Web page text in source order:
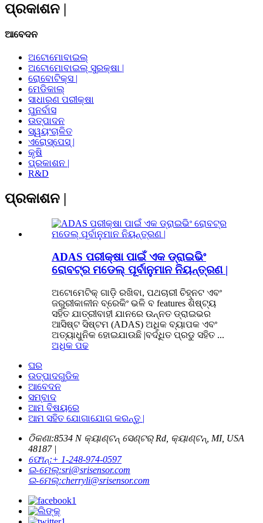
ପ୍ରକାଶନ |
ଆବେଦନ
ଅଟୋମୋବାଇଲ୍
ଅଟୋମୋବାଇଲ୍ ସୁରକ୍ଷା |
ରୋବୋଟିକ୍ସ |
ମେଡିକାଲ୍
ସାଧାରଣ ପରୀକ୍ଷା
ପୁନର୍ବାସ
ଉତ୍ପାଦନ
ସ୍ୱୟଂଚାଳିତ
ଏରୋସ୍ପେସ୍ |
କୃଷି
ପ୍ରକାଶନ |
R&D
ପ୍ରକାଶନ |
ADAS ପରୀକ୍ଷା ପାଇଁ ଏକ ଡ୍ରାଇଭିଂ
ରୋବଟ୍ର ମଡେଲ୍ ପୂର୍ବାନୁମାନ ନିୟନ୍ତ୍ରଣ |
ଅଟୋମେଟିକ୍ ଗାଡ଼ି ରଖିବା, ପଥଚାରୀ ଚିହ୍ନଟ ଏବଂ
ଜରୁରୀକାଳୀନ ବ୍ରେକିଂ ଭଳି ବ features ଶିଷ୍ଟ୍ୟ
ସହିତ ଯାତ୍ରୀବାହୀ ଯାନରେ ଉନ୍ନତ ଡ୍ରାଇଭର
ଆସିଷ୍ଟ ସିଷ୍ଟମ (ADAS) ଅଧିକ ବ୍ୟାପକ ଏବଂ
ଅତ୍ୟାଧୁନିକ ହୋଇଯାଉଛି |ବର୍ଦ୍ଧିତ ପ୍ରଡୁ ସହିତ ...
ଅଧିକ ପଢ
ଘର
ଉତ୍ପାଦଗୁଡିକ
ଆବେଦନ
ସମ୍ବାଦ
ଆମ ବିଷୟରେ
ଆମ ସହିତ ଯୋଗାଯୋଗ କରନ୍ତୁ |
ଠିକଣା:8534 N କ୍ୟାଣ୍ଟନ୍ ସେଣ୍ଟର୍ Rd, କ୍ୟାଣ୍ଟନ୍, MI, USA
48187 |
ଫୋନ୍:+ 1-248-974-0597
ଇ-ମେଲ୍:sri@srisensor.com
ଇ-ମେଲ୍:cherryli@srisensor.com